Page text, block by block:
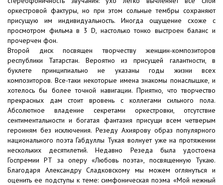
оркестровой фактуры, но при этом сольные тембры сохраняют
присущую им индивидуальность. Иногда ощущение схоже с
просмотром фильма в 3 D, настолько тонко выстроен баланс и
прочерчен фон.
Второй диск посвящен творчеству женщин-композиторов
республики Татарстан. Вероятно из присущей галантности, в
буклете принципиально не указаны годы жизни всех
композиторов. Все-таки некоторые имена знакомы понаслышке, и
хотелось бы более точной навигации. Приятно, что творчество
прекрасных дам стоит вровень с коллегами сильного пола.
Абсолютное владение секретами оркестровки, отсутствие
сентиментальности и богатая фантазия присущи всем четверым
героиням без исключения. Резеду Ахиярову образ популярного
национального поэта Габдуллы Тукая волнует уже на протяжении
нескольких десятилетий. Недавно Резеда была удостоена
Госпремии РТ за оперу «Любовь поэта», посвященную Тукаю.
Благодаря Александру Сладковскому мы можем оглянуться и
оценить ее подступы к теме: симфоническая поэма «Мой нежный